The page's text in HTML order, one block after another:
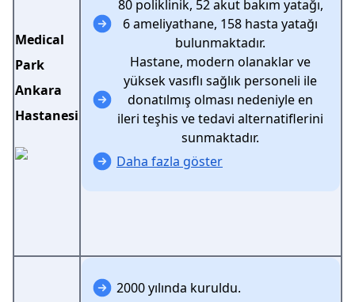
Medical
Park
Ankara
Hastanesi
80 poliklinik, 52 akut bakım yatağı,
6 ameliyathane, 158 hasta yatağı
bulunmaktadır.
Hastane, modern olanaklar ve
yüksek vasıflı sağlık personeli ile
donatılmış olması nedeniyle en
ileri teşhis ve tedavi alternatiflerini
sunmaktadır.
Daha fazla göster
2000 yılında kuruldu.